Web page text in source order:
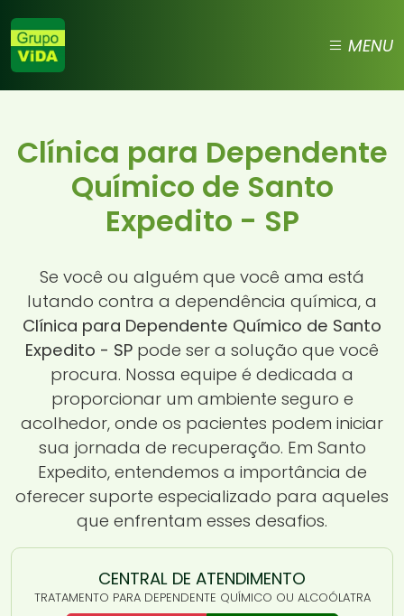
MENU
Clínica para Dependente
Químico de Santo
Expedito - SP
Se você ou alguém que você ama está
lutando contra a dependência química, a
Clínica para Dependente Químico de Santo
Expedito - SP pode ser a solução que você
procura. Nossa equipe é dedicada a
proporcionar um ambiente seguro e
acolhedor, onde os pacientes podem iniciar
sua jornada de recuperação. Em Santo
Expedito, entendemos a importância de
oferecer suporte especializado para aqueles
que enfrentam esses desafios.
CENTRAL DE ATENDIMENTO
TRATAMENTO PARA DEPENDENTE QUÍMICO OU ALCOÓLATRA